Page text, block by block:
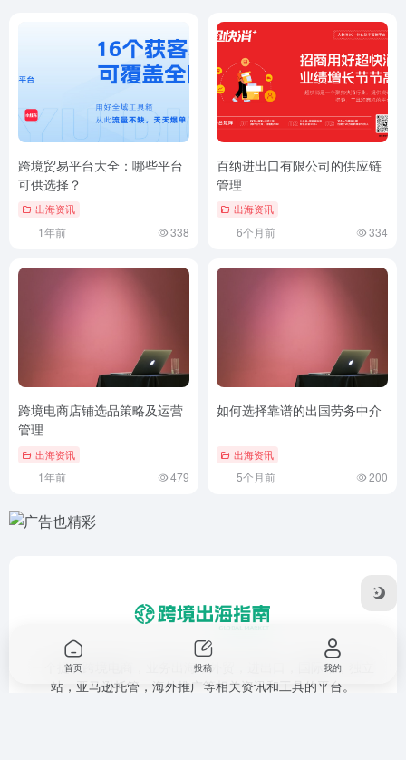
跨境贸易平台大全：哪些平台
可供选择？
出海资讯
1年前 338
百纳进出口有限公司的供应链
管理
出海资讯
6个月前 334
跨境电商店铺选品策略及运营
管理
出海资讯
1年前 479
如何选择靠谱的出国劳务中介
出海资讯
5个月前 200
一个提供跨境电商，业务出海，外贸，进出口，国际站，独立
站，亚马逊托管，海外推广等相关资讯和工具的平台。
首页 投稿 我的